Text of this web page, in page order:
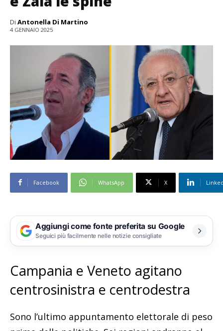
Di Antonella Di Martino
4 GENNAIO 2025
Facebook WhatsApp X
Aggiungi come fonte preferita su Google
Seguici più facilmente nelle notizie consigliate
Campania e Veneto agitano
centrosinistra e centrodestra
Sono l’ultimo appuntamento elettorale di peso